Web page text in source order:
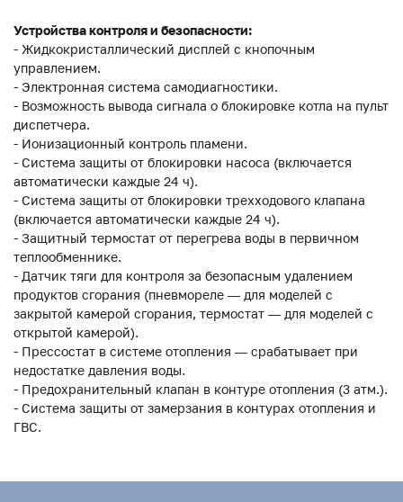
Устройства контроля и безопасности:
- Жидкокристаллический дисплей с кнопочным
управлением.
- Электронная система самодиагностики.
- Возможность вывода сигнала о блокировке котла на пульт
диспетчера.
- Ионизационный контроль пламени.
- Система защиты от блокировки насоса (включается
автоматически каждые 24 ч).
- Система защиты от блокировки трехходового клапана
(включается автоматически каждые 24 ч).
- Защитный термостат от перегрева воды в первичном
теплообменнике.
- Датчик тяги для контроля за безопасным удалением
продуктов сгорания (пневмореле — для моделей с
закрытой камерой сгорания, термостат — для моделей с
открытой камерой).
- Прессостат в системе отопления — срабатывает при
недостатке давления воды.
- Предохранительный клапан в контуре отопления (3 атм.).
- Система защиты от замерзания в контурах отопления и
ГВС.